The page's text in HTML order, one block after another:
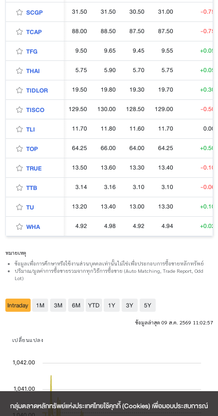
SCGP 31.50 31.50 30.50 31.00 -0.75
TCAP 88.00 88.50 87.50 87.50 -0.75
TFG 9.50 9.65 9.45 9.55 +0.05
THAI 5.75 5.90 5.70 5.75 +0.05
TIDLOR 19.50 19.80 19.30 19.70 +0.30
TISCO 129.50 130.00 128.50 129.00 -0.50
TLI 11.70 11.80 11.60 11.70 0.00
TOP 64.25 66.00 64.00 64.25 +0.50
TRUE 13.50 13.60 13.30 13.40 -0.10
TTB 3.14 3.16 3.10 3.10 -0.06
TU 13.20 13.40 13.00 13.30 +0.10
WHA 4.92 4.98 4.92 4.94 +0.02
หมายเหตุ
ข้อมูลเพื่อการศึกษาหรือใช้งานส่วนบุคคลเท่านั้นไม่ใช่เพื่อประกอบการซื้อขายหลักทรัพย์
ปริมาณ/มูลค่าการซื้อขายรวมจากทุกวิธีการซื้อขาย (Auto Matching, Trade Report, Odd
Lot)
Intraday 1M 3M 6M YTD 1Y 3Y 5Y
ข้อมูลล่าสุด 09 ส.ค. 2569 11:02:57
เปลี่ยนแปลง
กลุ่มตลาดหลักทรัพย์แห่งประเทศไทยใช้คุกกี้ (Cookies) เพื่อมอบประสบการณ์